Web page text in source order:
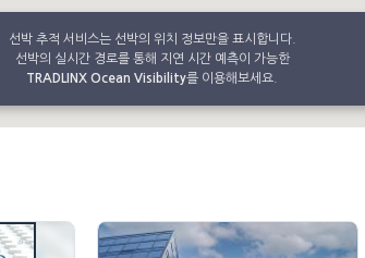
선박 추적 서비스는 선박의 위치 정보만을 표시합니다.
선박의 실시간 경로를 통해 지연 시간 예측이 가능한
TRADLINX Ocean Visibility를 이용해보세요.